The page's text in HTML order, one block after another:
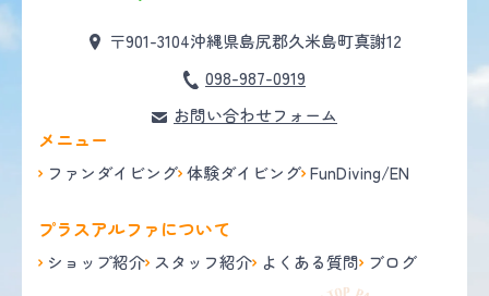
〒901-3104沖縄県島尻郡久米島町真謝12
098-987-0919
お問い合わせフォーム
メニュー
ファンダイビング 体験ダイビング FunDiving/EN
プラスアルファについて
ショップ紹介 スタッフ紹介 よくある質問 ブログ